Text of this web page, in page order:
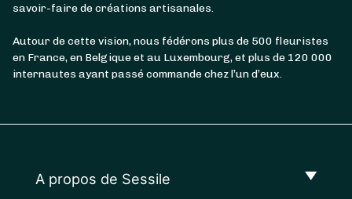
savoir-faire de créations artisanales.
Autour de cette vision, nous fédérons plus de 500 fleuristes
en France, en Belgique et au Luxembourg, et plus de 120 000
internautes ayant passé commande chez l’un d’eux.
A propos de Sessile